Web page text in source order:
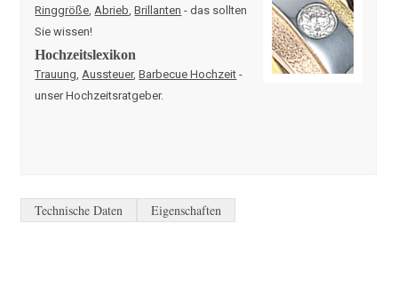
Ringgröße Abrieb ,Brillanten - das sollten
Sie wissen!
Hochzeitslexikon
Trauung Aussteuer,Barbecue Hochzeit -
unser Hochzeitsratgeber.
Technische Daten Eigenschaften